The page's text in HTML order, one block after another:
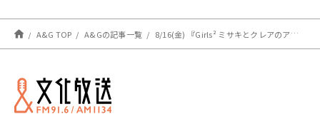
A&G TOP A&Gの記事一覧 8/16(金) 『Girls² ミサキとクレアのアニファン！』#47